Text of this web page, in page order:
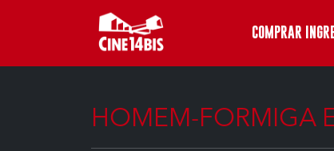
COMPRAR
HOMEM-FORMIGA